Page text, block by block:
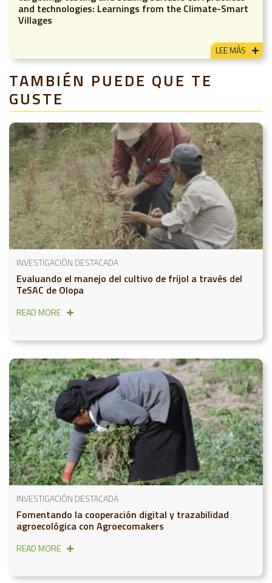
and technologies: Learnings from the Climate-Smart
Villages
LEE MÁS
TAMBIÉN PUEDE QUE TE
GUSTE
INVESTIGACIÓN DESTACADA
Evaluando el manejo del cultivo de frijol a través del
TeSAC de Olopa
READ MORE
INVESTIGACIÓN DESTACADA
Fomentando la cooperación digital y trazabilidad
agroecológica con Agroecomakers
READ MORE